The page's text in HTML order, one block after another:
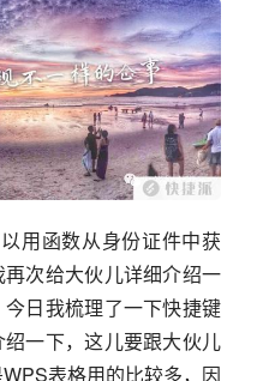
用函数从身份证件中获
次给大伙儿详细介绍一
日我梳理了一下快捷键
一下，这儿要跟大伙儿
表格用的比较多，因